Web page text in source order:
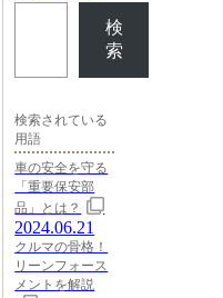
検
索
検索されている
用語
車の安全を守る
「重要保安部
品」とは？
2024.06.21
クルマの骨格！
リーンフォース
メントを解説